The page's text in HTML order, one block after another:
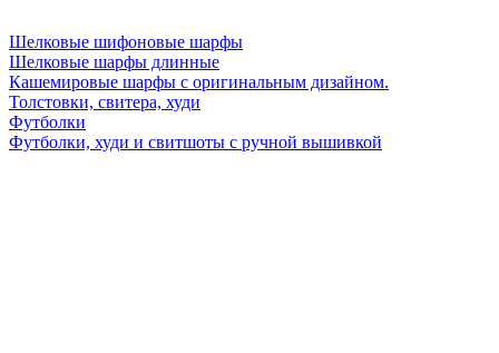
Шелковые шифоновые шарфы
Шелковые шарфы длинные
Кашемировые шарфы с оригинальным дизайном.
Толстовки, свитера, худи
Футболки
Футболки, худи и свитшоты с ручной вышивкой